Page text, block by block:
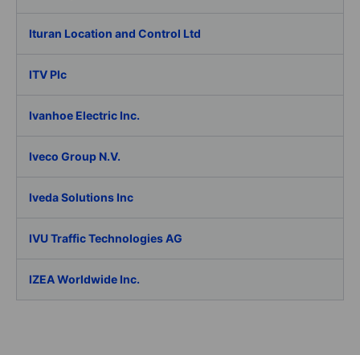
Ituran Location and Control Ltd
ITV Plc
Ivanhoe Electric Inc.
Iveco Group N.V.
Iveda Solutions Inc
IVU Traffic Technologies AG
IZEA Worldwide Inc.